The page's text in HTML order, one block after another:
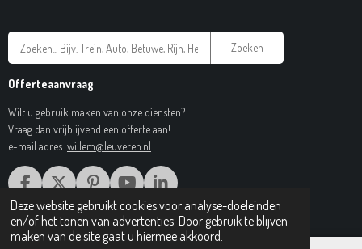
Deze website gebruikt cookies voor analyse-doeleinden
en/of het tonen van advertenties. Door gebruik te blijven
maken van de site gaat u hiermee akkoord.
Zoeken
Offerteaanvraag
Wilt u gebruik maken van onze diensten?
Vraag dan vrijblijvend een offerte aan!
e-mail adres: willem@leuveren.nl
F
A
C
E
X
P
I
N
T
Y
O
U
T
L
I
N
K
© 2017 Regiobeeldbank.nl